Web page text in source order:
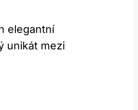
elegantní
unikát mezi